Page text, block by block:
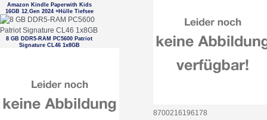
Amazon Kindle Paperwith Kids
16GB 12.Gen 2024 +Hülle Tiefsee
8 GB DDR5-RAM PC5600 Patriot
Signature CL46 1x8GB
8700216196178